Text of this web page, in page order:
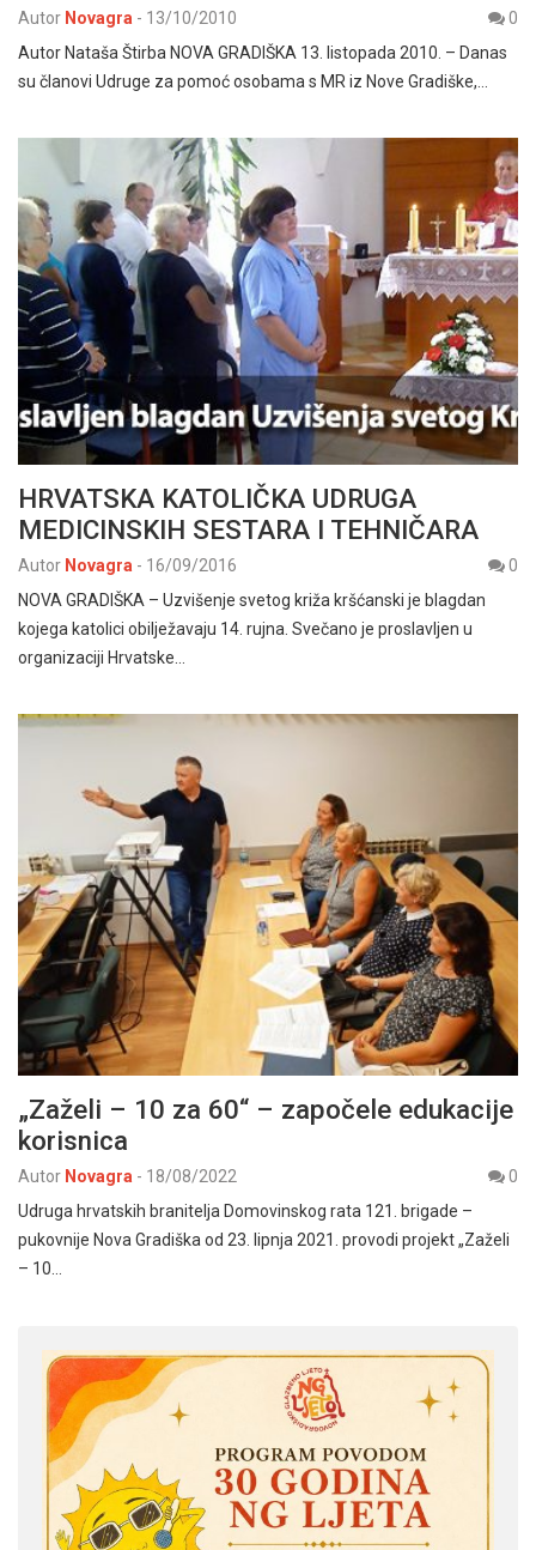
Autor Novagra - 13/10/2010
0
Autor Nataša Štirba NOVA GRADIŠKA 13. listopada 2010. – Danas
su članovi Udruge za pomoć osobama s MR iz Nove Gradiške,…
HRVATSKA KATOLIČKA UDRUGA
MEDICINSKIH SESTARA I TEHNIČARA
Autor Novagra - 16/09/2016
0
NOVA GRADIŠKA – Uzvišenje svetog križa kršćanski je blagdan
kojega katolici obilježavaju 14. rujna. Svečano je proslavljen u
organizaciji Hrvatske…
„Zaželi – 10 za 60“ – započele edukacije
korisnica
Autor Novagra - 18/08/2022
0
Udruga hrvatskih branitelja Domovinskog rata 121. brigade –
pukovnije Nova Gradiška od 23. lipnja 2021. provodi projekt „Zaželi
– 10…